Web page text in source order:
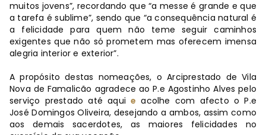
muitos jovens”, recordando que “a messe é grande e que
a tarefa é sublime”, sendo que “a consequência natural é
a felicidade para quem não teme seguir caminhos
exigentes que não só prometem mas oferecem imensa
alegria interior e exterior”.
A propósito destas nomeações, o Arciprestado de Vila
Nova de Famalicão agradece ao P.e Agostinho Alves pelo
serviço prestado até aquie acolhe com afecto o P.e
José Domingos Oliveira, desejando a ambos, assim como
aos demais sacerdotes, as maiores felicidades no